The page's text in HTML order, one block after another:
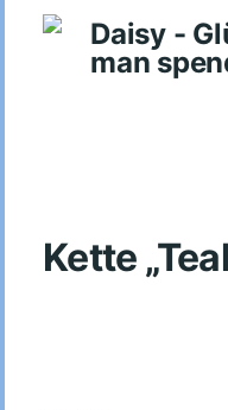
Daisy -
man
Kette